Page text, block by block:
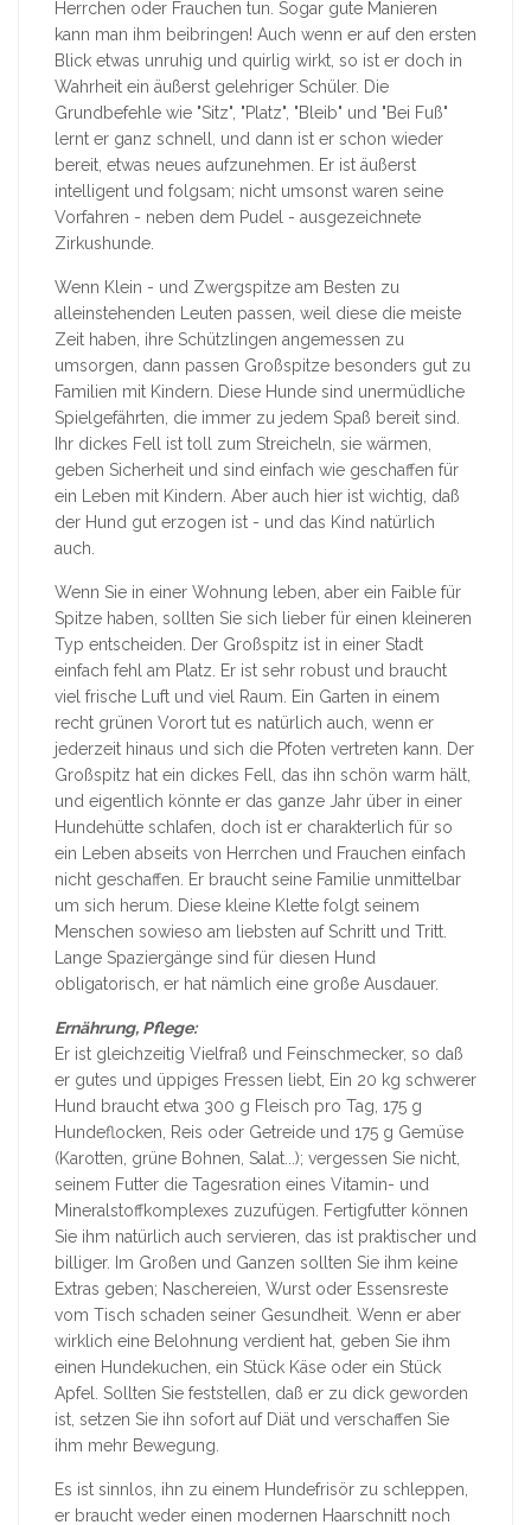
Herrchen oder Frauchen tun. Sogar gute Manieren
kann man ihm beibringen! Auch wenn er auf den ersten
Blick etwas unruhig und quirlig wirkt, so ist er doch in
Wahrheit ein äußerst gelehriger Schüler. Die
Grundbefehle wie "Sitz", "Platz", "Bleib" und "Bei Fuß"
lernt er ganz schnell, und dann ist er schon wieder
bereit, etwas neues aufzunehmen. Er ist äußerst
intelligent und folgsam; nicht umsonst waren seine
Vorfahren - neben dem Pudel - ausgezeichnete
Zirkushunde.
Wenn Klein - und Zwergspitze am Besten zu
alleinstehenden Leuten passen, weil diese die meiste
Zeit haben, ihre Schützlingen angemessen zu
umsorgen, dann passen Großspitze besonders gut zu
Familien mit Kindern. Diese Hunde sind unermüdliche
Spielgefährten, die immer zu jedem Spaß bereit sind.
Ihr dickes Fell ist toll zum Streicheln, sie wärmen,
geben Sicherheit und sind einfach wie geschaffen für
ein Leben mit Kindern. Aber auch hier ist wichtig, daß
der Hund gut erzogen ist - und das Kind natürlich
auch.
Wenn Sie in einer Wohnung leben, aber ein Faible für
Spitze haben, sollten Sie sich lieber für einen kleineren
Typ entscheiden. Der Großspitz ist in einer Stadt
einfach fehl am Platz. Er ist sehr robust und braucht
viel frische Luft und viel Raum. Ein Garten in einem
recht grünen Vorort tut es natürlich auch, wenn er
jederzeit hinaus und sich die Pfoten vertreten kann. Der
Großspitz hat ein dickes Fell, das ihn schön warm hält,
und eigentlich könnte er das ganze Jahr über in einer
Hundehütte schlafen, doch ist er charakterlich für so
ein Leben abseits von Herrchen und Frauchen einfach
nicht geschaffen. Er braucht seine Familie unmittelbar
um sich herum. Diese kleine Klette folgt seinem
Menschen sowieso am liebsten auf Schritt und Tritt.
Lange Spaziergänge sind für diesen Hund
obligatorisch, er hat nämlich eine große Ausdauer.
Ernährung, Pflege:
Er ist gleichzeitig Vielfraß und Feinschmecker, so daß
er gutes und üppiges Fressen liebt, Ein 20 kg schwerer
Hund braucht etwa 300 g Fleisch pro Tag, 175 g
Hundeflocken, Reis oder Getreide und 175 g Gemüse
(Karotten, grüne Bohnen, Salat...); vergessen Sie nicht,
seinem Futter die Tagesration eines Vitamin- und
Mineralstoffkomplexes zuzufügen. Fertigfutter können
Sie ihm natürlich auch servieren, das ist praktischer und
billiger. Im Großen und Ganzen sollten Sie ihm keine
Extras geben; Naschereien, Wurst oder Essensreste
vom Tisch schaden seiner Gesundheit. Wenn er aber
wirklich eine Belohnung verdient hat, geben Sie ihm
einen Hundekuchen, ein Stück Käse oder ein Stück
Apfel. Sollten Sie feststellen, daß er zu dick geworden
ist, setzen Sie ihn sofort auf Diät und verschaffen Sie
ihm mehr Bewegung.
Es ist sinnlos, ihn zu einem Hundefrisör zu schleppen,
er braucht weder einen modernen Haarschnitt noch